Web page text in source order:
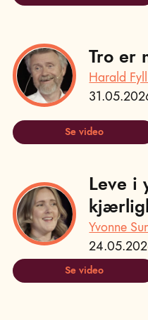
Tro er
Harald
Se video
Leve i
Yvonne
Se video